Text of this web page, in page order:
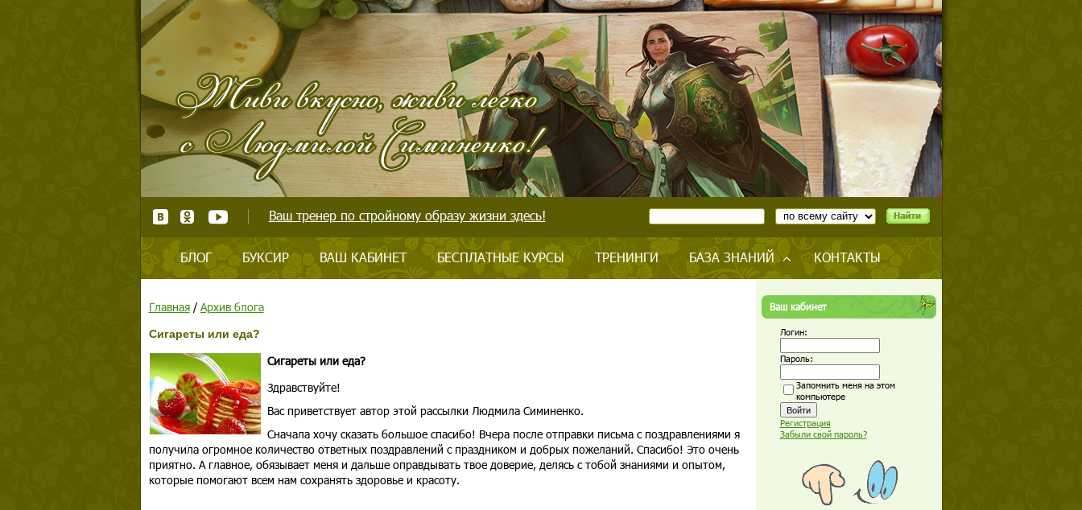
Ваш тренер по стройному образу жизни здесь!
БЛОГ БУКСИР ВАШ КАБИНЕТ БЕСПЛАТНЫЕ КУРСЫ ТРЕНИНГИ БАЗА ЗНАНИЙ КОНТАКТЫ
Главная/ Архив блога
Сигареты или еда?
Сигареты или еда?
Здравствуйте!
Вас приветствует автор этой рассылки Людмила Симиненко.
Сначала хочу сказать большое спасибо! Вчера после отправки письма с поздравлениями я
получила огромное количество ответных поздравлений с праздником и добрых пожеланий. Спасибо! Это очень
приятно. А главное, обязывает меня и дальше оправдывать твое доверие, делясь с тобой знаниями и опытом,
которые помогают всем нам сохранять здоровье и красоту.
Ваш кабинет
Логин:
Пароль:
Запомнить меня на этом
компьютере
Регистрация
Забыли свой пароль?